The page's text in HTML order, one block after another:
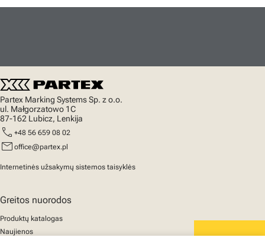
Partex Marking Systems Sp. z o.o.
ul. Małgorzatowo 1C
87-162 Lubicz, Lenkija
call +48 56 659 08 02
mail office@partex.pl
Internetinės užsakymų sistemos taisyklės
Greitos nuorodos
Produktų katalogas
Naujienos